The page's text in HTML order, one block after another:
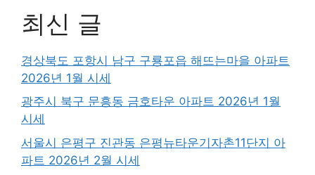
최신 글
경상북도 포항시 남구 구룡포읍 해뜨는마을 아파트
2026년 1월 시세
광주시 북구 문흥동 금호타운 아파트 2026년 1월
시세
서울시 은평구 진관동 은평뉴타운기자촌11단지 아
파트 2026년 2월 시세